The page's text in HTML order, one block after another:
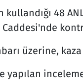
kullandığı 48
üzerine,
yapılan